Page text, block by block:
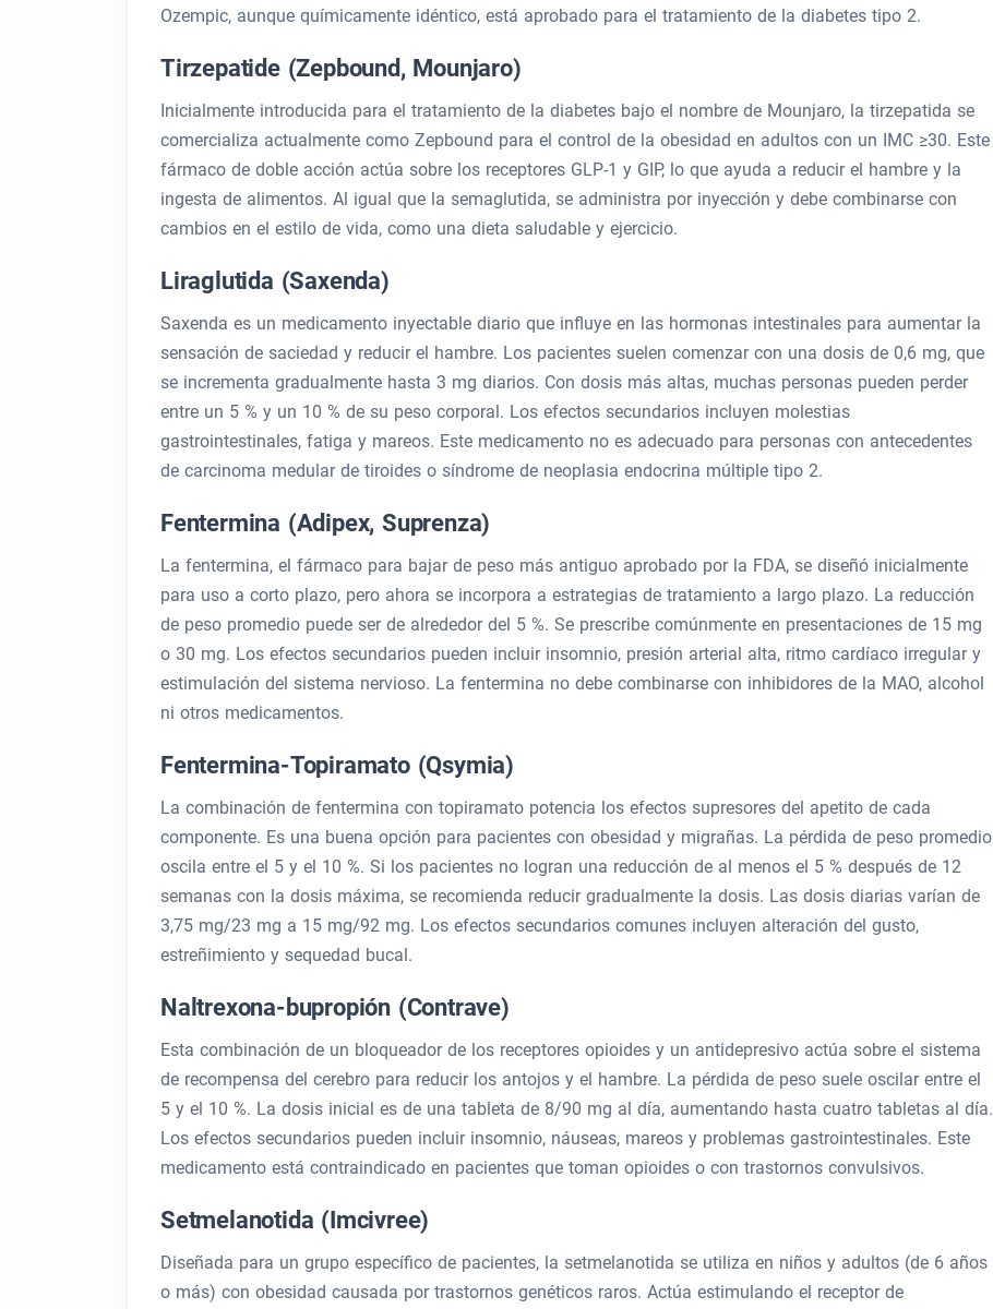
Ozempic, aunque químicamente idéntico, está aprobado para el tratamiento de la diabetes tipo 2.
Tirzepatide (Zepbound, Mounjaro)
Inicialmente introducida para el tratamiento de la diabetes bajo el nombre de Mounjaro, la tirzepatida se
comercializa actualmente como Zepbound para el control de la obesidad en adultos con un IMC ≥30. Este
fármaco de doble acción actúa sobre los receptores GLP-1 y GIP, lo que ayuda a reducir el hambre y la
ingesta de alimentos. Al igual que la semaglutida, se administra por inyección y debe combinarse con
cambios en el estilo de vida, como una dieta saludable y ejercicio.
Liraglutida (Saxenda)
Saxenda es un medicamento inyectable diario que influye en las hormonas intestinales para aumentar la
sensación de saciedad y reducir el hambre. Los pacientes suelen comenzar con una dosis de 0,6 mg, que
se incrementa gradualmente hasta 3 mg diarios. Con dosis más altas, muchas personas pueden perder
entre un 5 % y un 10 % de su peso corporal. Los efectos secundarios incluyen molestias
gastrointestinales, fatiga y mareos. Este medicamento no es adecuado para personas con antecedentes
de carcinoma medular de tiroides o síndrome de neoplasia endocrina múltiple tipo 2.
Fentermina (Adipex, Suprenza)
La fentermina, el fármaco para bajar de peso más antiguo aprobado por la FDA, se diseñó inicialmente
para uso a corto plazo, pero ahora se incorpora a estrategias de tratamiento a largo plazo. La reducción
de peso promedio puede ser de alrededor del 5 %. Se prescribe comúnmente en presentaciones de 15 mg
o 30 mg. Los efectos secundarios pueden incluir insomnio, presión arterial alta, ritmo cardíaco irregular y
estimulación del sistema nervioso. La fentermina no debe combinarse con inhibidores de la MAO, alcohol
ni otros medicamentos.
Fentermina-Topiramato (Qsymia)
La combinación de fentermina con topiramato potencia los efectos supresores del apetito de cada
componente. Es una buena opción para pacientes con obesidad y migrañas. La pérdida de peso promedio
oscila entre el 5 y el 10 %. Si los pacientes no logran una reducción de al menos el 5 % después de 12
semanas con la dosis máxima, se recomienda reducir gradualmente la dosis. Las dosis diarias varían de
3,75 mg/23 mg a 15 mg/92 mg. Los efectos secundarios comunes incluyen alteración del gusto,
estreñimiento y sequedad bucal.
Naltrexona-bupropión (Contrave)
Esta combinación de un bloqueador de los receptores opioides y un antidepresivo actúa sobre el sistema
de recompensa del cerebro para reducir los antojos y el hambre. La pérdida de peso suele oscilar entre el
5 y el 10 %. La dosis inicial es de una tableta de 8/90 mg al día, aumentando hasta cuatro tabletas al día.
Los efectos secundarios pueden incluir insomnio, náuseas, mareos y problemas gastrointestinales. Este
medicamento está contraindicado en pacientes que toman opioides o con trastornos convulsivos.
Setmelanotida (Imcivree)
Diseñada para un grupo específico de pacientes, la setmelanotida se utiliza en niños y adultos (de 6 años
o más) con obesidad causada por trastornos genéticos raros. Actúa estimulando el receptor de